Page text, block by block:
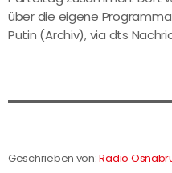
über die eigene
Putin (Archiv), via dts
Geschrieben von:Radio